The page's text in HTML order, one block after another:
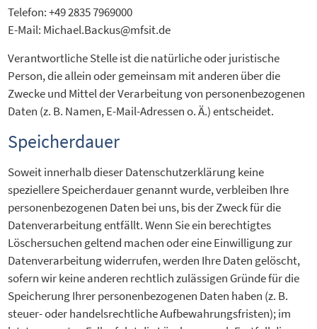
Telefon: +49 2835 7969000
E-Mail: Michael.Backus@mfsit.de
Verantwortliche Stelle ist die natürliche oder juristische
Person, die allein oder gemeinsam mit anderen über die
Zwecke und Mittel der Verarbeitung von personenbezogenen
Daten (z. B. Namen, E-Mail-Adressen o. Ä.) entscheidet.
Speicherdauer
Soweit innerhalb dieser Datenschutzerklärung keine
speziellere Speicherdauer genannt wurde, verbleiben Ihre
personenbezogenen Daten bei uns, bis der Zweck für die
Datenverarbeitung entfällt. Wenn Sie ein berechtigtes
Löschersuchen geltend machen oder eine Einwilligung zur
Datenverarbeitung widerrufen, werden Ihre Daten gelöscht,
sofern wir keine anderen rechtlich zulässigen Gründe für die
Speicherung Ihrer personenbezogenen Daten haben (z. B.
steuer- oder handelsrechtliche Aufbewahrungsfristen); im